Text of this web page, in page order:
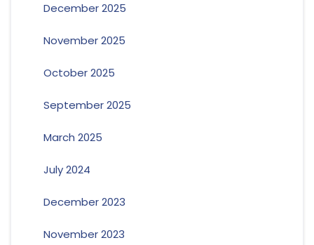
December 2025
November 2025
October 2025
September 2025
March 2025
July 2024
December 2023
November 2023